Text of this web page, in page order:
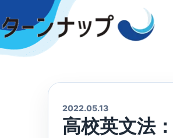
to
content
2022.05.13
高校英文法